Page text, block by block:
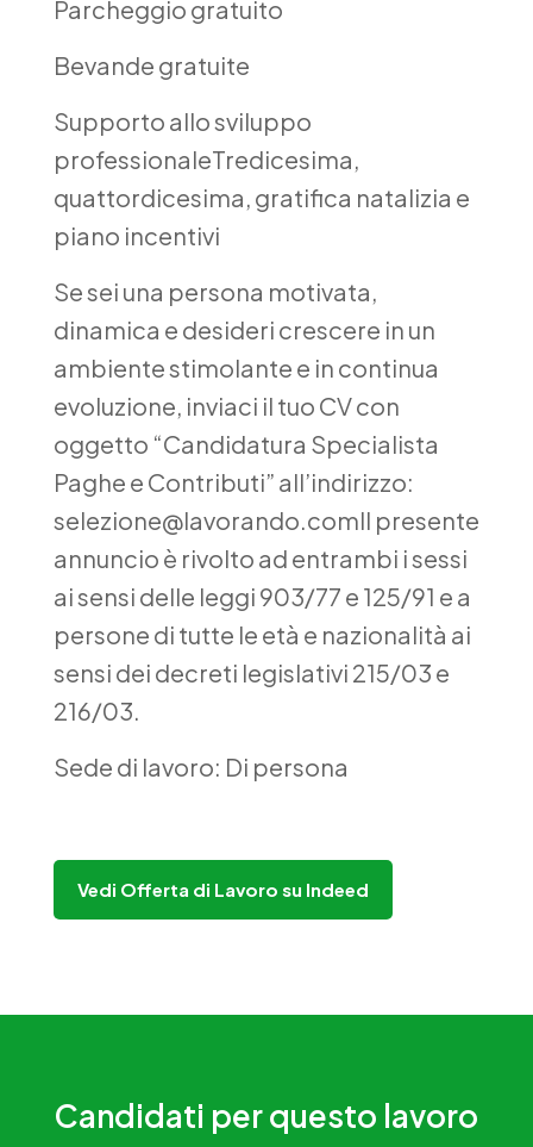
Parcheggio gratuito
Bevande gratuite
Supporto allo sviluppo
professionaleTredicesima,
quattordicesima, gratifica natalizia e
piano incentivi
Se sei una persona motivata,
dinamica e desideri crescere in un
ambiente stimolante e in continua
evoluzione, inviaci il tuo CV con
oggetto “Candidatura Specialista
Paghe e Contributi” all’indirizzo:
selezione@lavorando.comIl presente
annuncio è rivolto ad entrambi i sessi
ai sensi delle leggi 903/77 e 125/91 e a
persone di tutte le età e nazionalità ai
sensi dei decreti legislativi 215/03 e
216/03.
Sede di lavoro: Di persona
Vedi Offerta di Lavoro su Indeed
Candidati per questo lavoro